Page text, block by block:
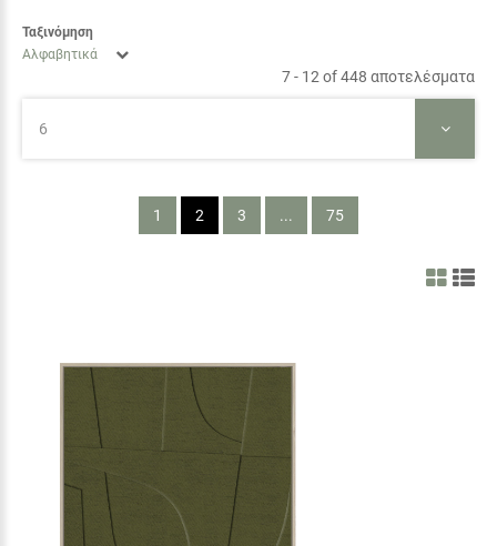
Ταξινόμηση
Αλφαβητικά
7 - 12 of 448 αποτελέσματα
6
1 2 3 ... 75